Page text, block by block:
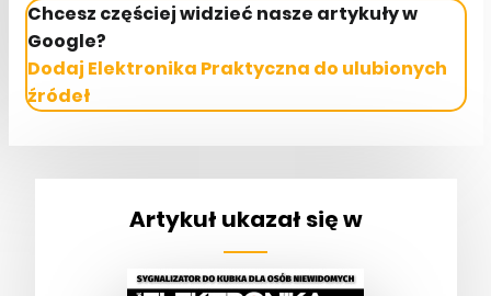
Chcesz częściej widzieć nasze artykuły w
Google?
Dodaj Elektronika Praktyczna do ulubionych
źródeł
Artykuł ukazał się w